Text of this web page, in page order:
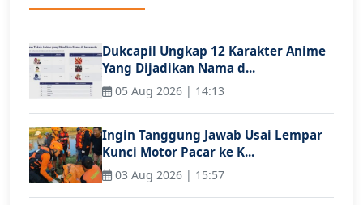
Dukcapil Ungkap 12 Karakter Anime
Yang Dijadikan Nama d...
05 Aug 2026 | 14:13
Ingin Tanggung Jawab Usai Lempar
Kunci Motor Pacar ke K...
03 Aug 2026 | 15:57